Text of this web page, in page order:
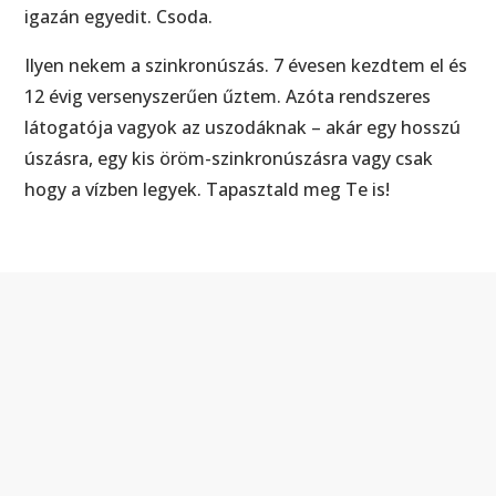
igazán egyedit. Csoda.
Ilyen nekem a szinkronúszás. 7 évesen kezdtem el és
12 évig versenyszerűen űztem. Azóta rendszeres
látogatója vagyok az uszodáknak – akár egy hosszú
úszásra, egy kis öröm-szinkronúszásra vagy csak
hogy a vízben legyek. Tapasztald meg Te is!